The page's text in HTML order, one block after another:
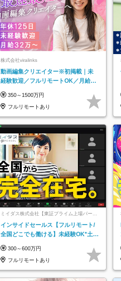
株式会社viralinks
動画編集クリエイター※初掲載｜未
経験歓迎／フルリモートOK／月給32
350～1500万円
フルリモートあり
ミイダス株式会社【東証プライム上場パーソ
インサイドセールス【フルリモート/
全国どこでも働ける】未経験OK*土日
300～600万円
フルリモートあり